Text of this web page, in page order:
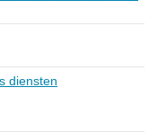
diensten